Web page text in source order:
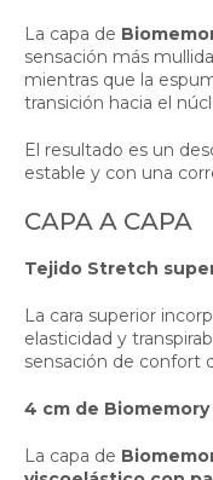
La capa de
sensación más
mientras que la
transición hacia el
El resultado es un
estable y con una
CAPA A CAPA
Tejido Stretch
La cara superior
elasticidad y
sensación de confort
4 cm de
La capa de